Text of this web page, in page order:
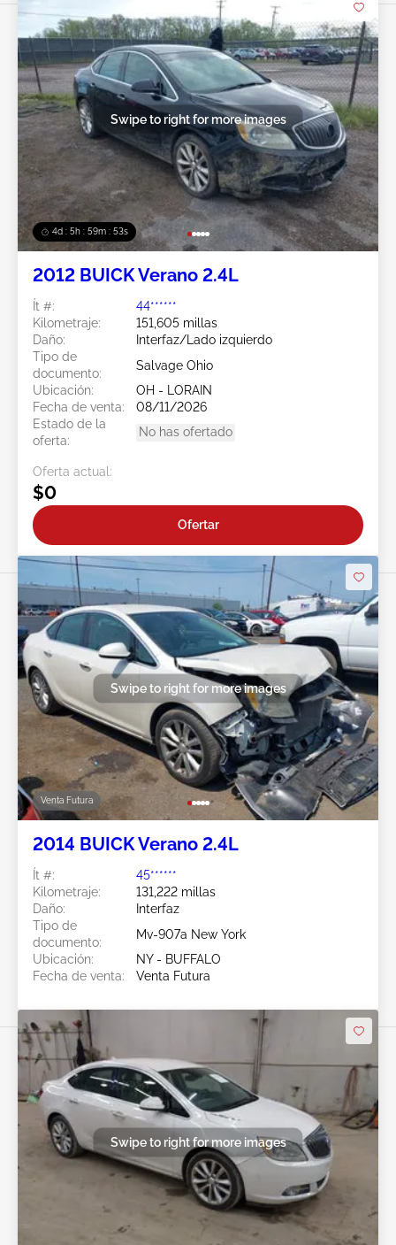
4d : 5h : 59m : 50s
Swipe to right for more images
2012 BUICK Verano 2.4L
Ít #:
44******
Kilometraje:
151,605 millas
Daño:
Interfaz/Lado izquierdo
Tipo de
documento:
Salvage Ohio
Ubicación:
OH - LORAIN
Fecha de venta:
08/11/2026
Estado de la
oferta:
No has ofertado
Oferta actual:
$0
Ofertar
Venta Futura
Swipe to right for more images
2014 BUICK Verano 2.4L
Ít #:
45******
Kilometraje:
131,222 millas
Daño:
Interfaz
Tipo de
documento:
Mv-907a New York
Ubicación:
NY - BUFFALO
Fecha de venta:
Venta Futura
Swipe to right for more images